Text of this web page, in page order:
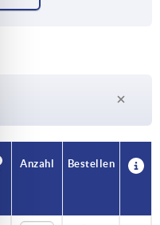
Anzahl Bestellen